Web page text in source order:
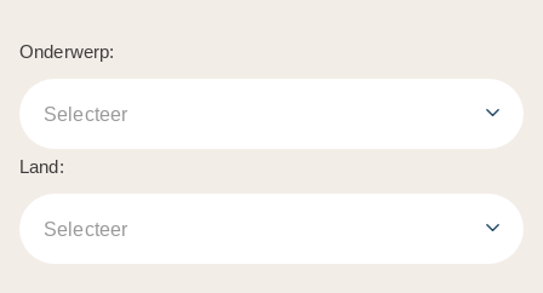
Onderwerp:
Selecteer
Land:
Selecteer